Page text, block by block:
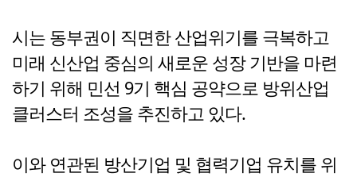
시는 동부권이 직면한 산업위기를 극복하고
미래 신산업 중심의 새로운 성장 기반을 마련
하기 위해 민선 9기 핵심 공약으로 방위산업
클러스터 조성을 추진하고 있다.
이와 연관된 방산기업 및 협력기업 유치를 위